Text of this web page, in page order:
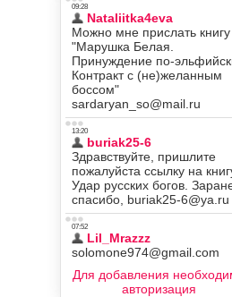
Для добавления
авторизация